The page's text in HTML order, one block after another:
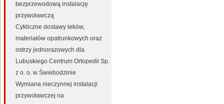
bezprzewodową instalację
przywoławczą
Cykliczne dostawy leków,
materiałów opatrunkowych oraz
ostrzy jednorazowych dla
Lubuskiego Centrum Ortopedii Sp.
z o. o. w Świebodzinie
Wymiana nieczynnej instalacji
przywoławczej na